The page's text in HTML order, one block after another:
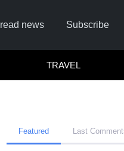
news Subscribe
TRAVEL
Featured Last